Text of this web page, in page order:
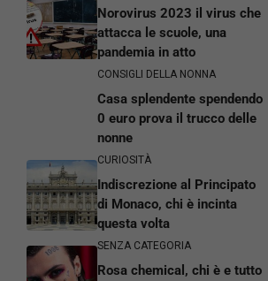
Norovirus 2023 il virus che
attacca le scuole, una
pandemia in atto
CONSIGLI DELLA NONNA
Casa splendente spendendo
0 euro prova il trucco delle
nonne
CURIOSITÀ
Indiscrezione al Principato
di Monaco, chi è incinta
questa volta
SENZA CATEGORIA
Rosa chemical, chi è e tutto